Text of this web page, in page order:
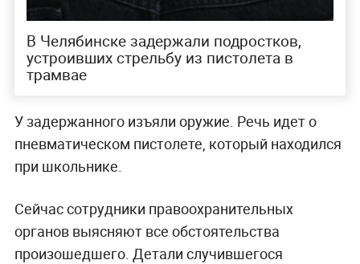
В Челябинске задержали подростков,
устроивших стрельбу из пистолета в
трамвае
У задержанного изъяли оружие. Речь идет о
пневматическом пистолете, который находился
при школьнике.
Сейчас сотрудники правоохранительных
органов выясняют все обстоятельства
произошедшего. Детали случившегося